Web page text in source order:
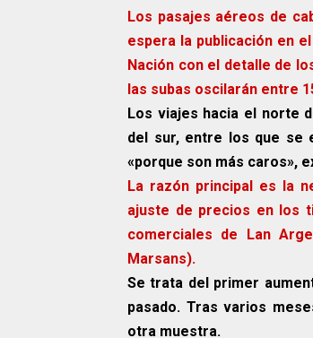
Los pasajes aéreos de
espera la publicación en
Nación con el detalle de
las subas oscilarán entre
Los viajes hacia el norte
del sur, entre los que se
«porque son más caros»,
La razón principal es la
ajuste de precios en los
comerciales de Lan
Marsans).
Se trata del primer
pasado. Tras varios
otra muestra.